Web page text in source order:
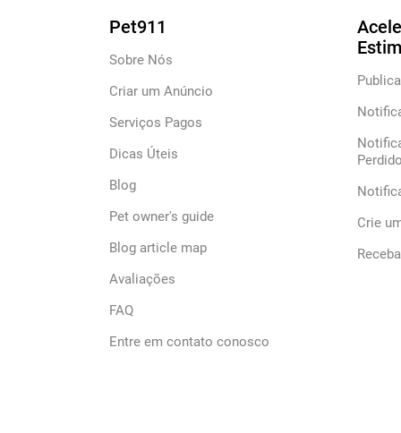
Pet911
Sobre Nós
Criar um Anúncio
Serviços Pagos
Dicas Úteis
Blog
Pet owner's guide
Blog article map
Avaliações
FAQ
Entre em contato conosco
Crie